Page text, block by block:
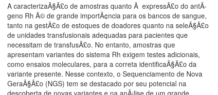
A caracterizaÃ§Ã£o de amostras quanto Ã expressÃ£o do antÃ­
geno Rh Ã© de grande importÃ¢ncia para os bancos de sangue,
tanto na gestÃ£o de estoques de doadores quanto na seleÃ§Ã£o
de unidades transfusionais adequadas para pacientes que
necessitam de transfusÃ£o. No entanto, amostras que
apresentam variantes do sistema Rh exigem testes adicionais,
como ensaios moleculares, para a correta identificaÃ§Ã£o da
variante presente. Nesse contexto, o Sequenciamento de Nova
GeraÃ§Ã£o (NGS) tem se destacado por seu potencial na
descoberta de novas variantes e na anÃ¡lise de um grande